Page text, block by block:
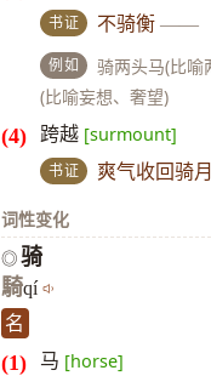
书证 不骑衡 ——
例如
骑两头马(比喻
(比喻妄想、奢望)
跨越 [surmount]
书证 爽气收回骑
词性变化
◎ 骑
騎qí
名
马 [horse]